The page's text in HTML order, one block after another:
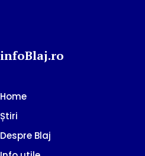
infoBlaj.ro
Home
Știri
Despre Blaj